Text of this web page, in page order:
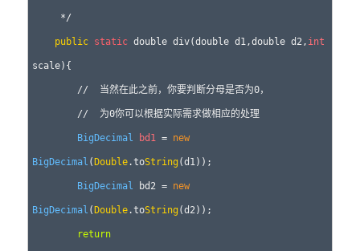
public static double div(double d1,double d2, int
scale){
BigDecimal bd1 = new
BigDecimal (Double.toString (d1));
BigDecimal bd2 = new
BigDecimal (Double.toString (d2));
return